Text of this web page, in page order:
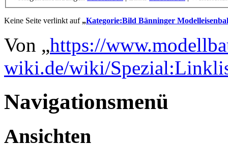
Keine Seite verlinkt auf „Kategorie:Bild Bänninger
Von „https://
wiki.de/wiki/
Navigationsmenü
Ansichten